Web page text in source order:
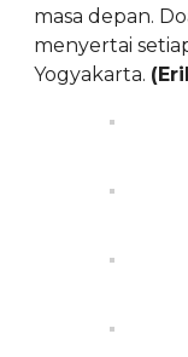
masa depan.
menyertai
Yogyakarta.